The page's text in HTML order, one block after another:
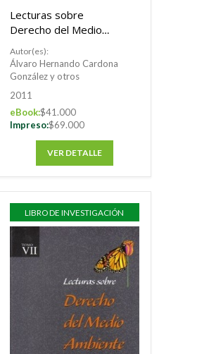
Lecturas sobre
Derecho del Medio
Autor(es):
Álvaro Hernando Cardona
González y otros
2011
eBook:$41.000
Impreso:$69.000
VER DETALLE
LIBRO DE INVESTIGACIÓN